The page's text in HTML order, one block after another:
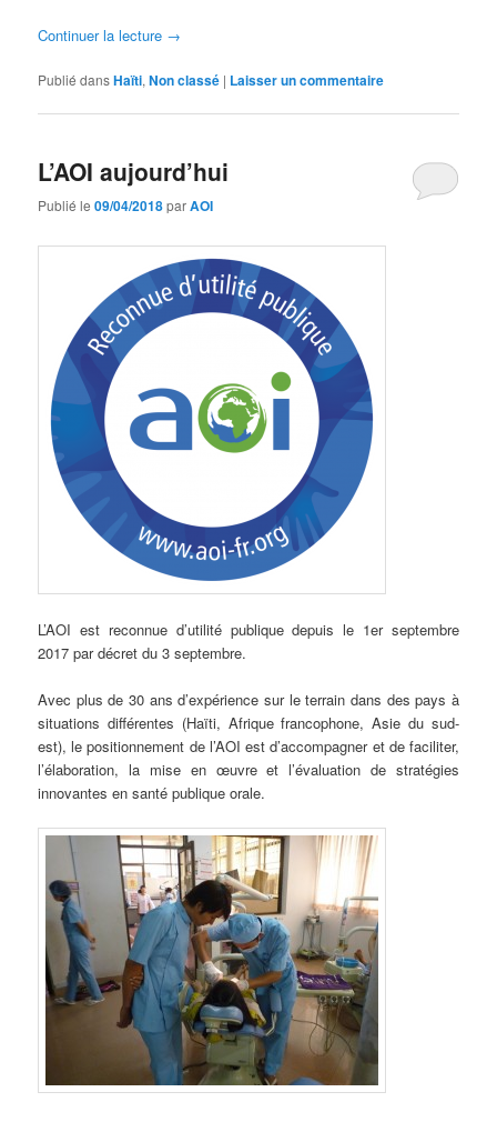
Continuer la lecture →
Publié dansHaïti,Non classé | Laisser un commentaire
L’AOI aujourd’hui
Publié le09/04/2018parAOI
L’AOI est reconnue d’utilité publique depuis le 1er septembre
2017 par décret du 3 septembre.
Avec plus de 30 ans d’expérience sur le terrain dans des pays à
situations différentes (Haïti, Afrique francophone, Asie du sud-
est), le positionnement de l’AOI est d’accompagner et de faciliter,
l’élaboration, la mise en œuvre et l’évaluation de stratégies
innovantes en santé publique orale.